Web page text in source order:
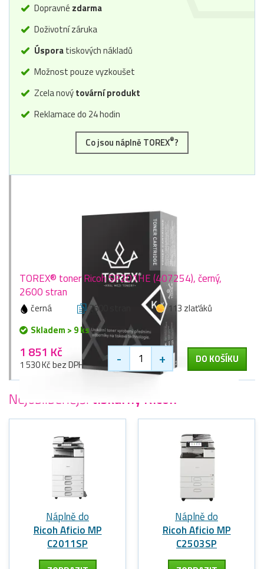
Dopravné zdarma
Doživotní záruka
Úsporatiskových nákladů
Možnost pouze vyzkoušet
Zcela novýtovární produkt
Reklamace do 24 hodin
Co jsou náplně TOREX®?
TOREX® toner Ricoh SP201HE (407254), černý,
2600 stran
černá 2600 stran
113 zlaťáků
Skladem > 9 ks
1 851 Kč
1 530 Kč bez DPH - + DO KOŠÍKU
Nejoblíbenější tiskárny Ricoh
Náplně do
Ricoh Aficio MP
C2011SP
Náplně do
Ricoh Aficio MP
C2503SP